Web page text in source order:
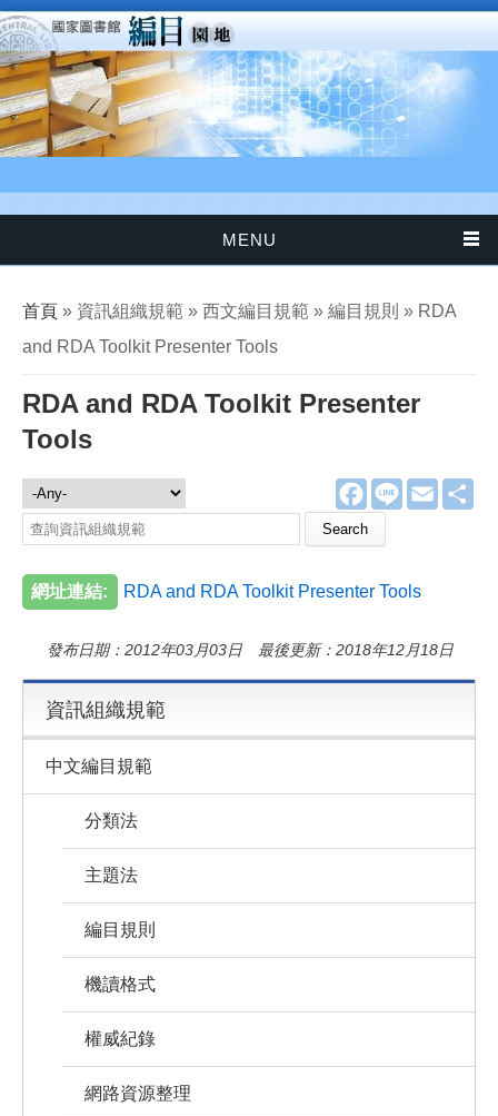
移至主內容
MENU
您在這裡
首頁 » 資訊組織規範 » 西文編目規範 » 編目規則 » RDA
and RDA Toolkit Presenter Tools
RDA and RDA Toolkit Presenter
Tools
F
a
e
o
L
E
m
資訊組織規範
Search this site
網址連結: RDA and RDA Toolkit Presenter Tools
發布日期：2012年03月03日 最後更新：2018年12月18日
資訊組織規範
中文編目規範
分類法
主題法
編目規則
機讀格式
權威紀錄
網路資源整理